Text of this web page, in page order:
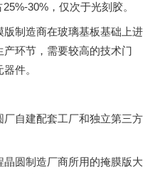
30%，仅次于光刻胶。
制造商在玻璃基板基础上进
环节，需要较高的技术门
件。
自建配套工厂和独立第三方
晶圆制造厂商所用的掩膜版大